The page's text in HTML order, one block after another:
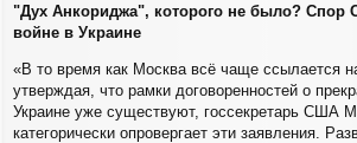
о
б
е
н
е
"Дух Анкориджа", которого не было? Спор
войне в Украине
«В то время как Москва всё чаще ссылается
утверждая, что рамки договоренностей о
Украине уже существуют, госсекретарь США
категорически опровергает эти заявления.